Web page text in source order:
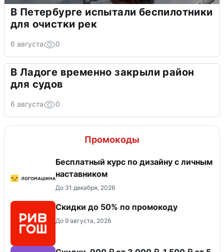
В Петербурге испытали беспилотники
для очистки рек
6 августа 0
В Ладоге временно закрыли район
для судов
6 августа 0
Промокоды
Бесплатный курс по дизайну с личным
наставником
До 31 декабря, 2026
Скидки до 50% по промокоду
До 9 августа, 2026